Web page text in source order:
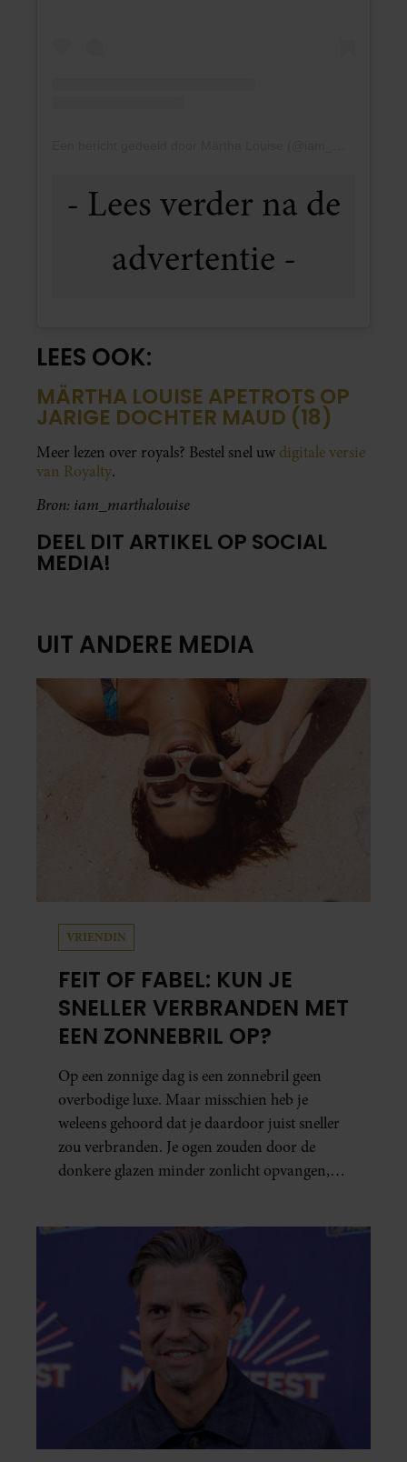
LEES OOK:
MÄRTHA LOUISE APETROTS OP
JARIGE DOCHTER MAUD (18)
Meer lezen over royals? Bestel snel uw digitale versie
van Royalty.
Bron: iam_marthalouise
DEEL DIT ARTIKEL OP SOCIAL
MEDIA!
UIT ANDERE MEDIA
VRIENDIN
FEIT OF FABEL: KUN JE
SNELLER VERBRANDEN MET
EEN ZONNEBRIL OP?
Op een zonnige dag is een zonnebril geen
overbodige luxe. Maar misschien heb je
weleens gehoord dat je daardoor juist sneller
zou verbranden. Je ogen zouden door de
donkere glazen minder zonlicht opvangen,
ook echt? Wij zoeken uit hoe het zit.